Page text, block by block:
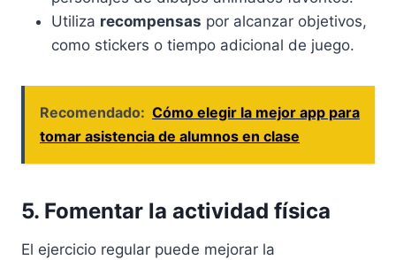
Utiliza recompensas por alcanzar objetivos,
como stickers o tiempo adicional de juego.
Recomendado: Cómo elegir la mejor app para
tomar asistencia de alumnos en clase
5. Fomentar la actividad física
El ejercicio regular puede mejorar la